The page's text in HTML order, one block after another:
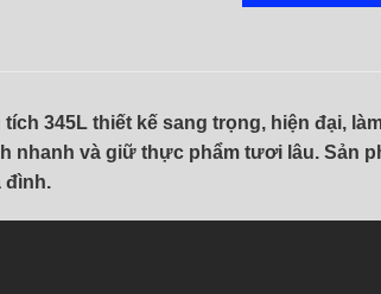
345L thiết kế sang trọng, hiện đại,
nhanh và giữ thực phẩm tươi lâu. Sản
đình.